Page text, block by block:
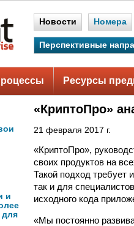
Новости Номера
Перспективные
Ресурсы
и
для
«КриптоПро»
21 февраля 2017 г.
«КриптоПро»,
своих продуктов на
Такой подход требует
так и для
исходного кода
«Мы постоянно